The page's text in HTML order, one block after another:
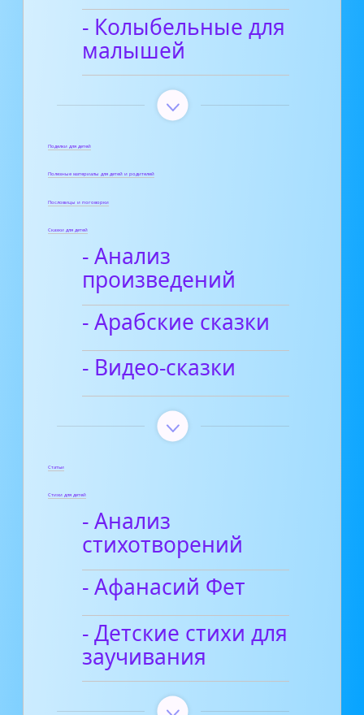
- Колыбельные для
малышей
Поделки для детей
Полезные материалы для детей и родителей
Пословицы и поговорки
Сказки для детей
- Анализ
произведений
- Арабские сказки
- Видео-сказки
Статьи
Стихи для детей
- Анализ
стихотворений
- Афанасий Фет
- Детские стихи для
заучивания